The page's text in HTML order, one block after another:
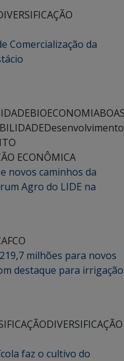
Comercialização da
BIOECONOMIA
Desenvolvimento
ECONÔMICA
novos caminhos da
Agro do LIDE na
FCO
milhões para novos
destaque para irrigação
DIVERSIFICAÇÃO
faz o cultivo do